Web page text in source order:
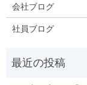
会社ブログ
社員ブログ